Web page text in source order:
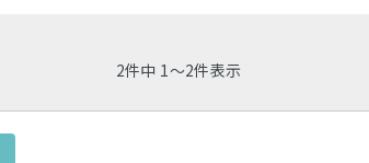
2件中 1～2件表示